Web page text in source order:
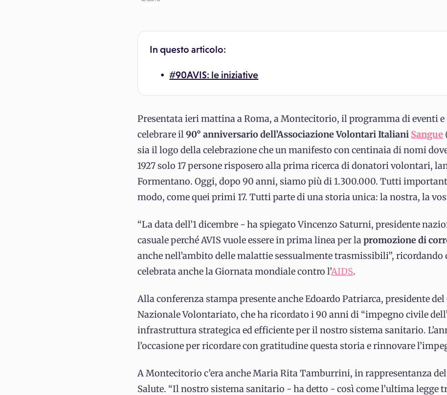
In questo articolo:
#90AVIS: le iniziative
Presentata ieri mattina a Roma, a Montecitorio, il programma di eventi
celebrare il90° anniversario dell’Associazione Volontari Italiani Sangue
sia il logo della celebrazione che un manifesto con centinaia di nomi
1927 solo 17 persone risposero alla prima ricerca di donatori volontari,
Formentano. Oggi, dopo 90 anni, siamo più di 1.300.000. Tutti
modo, come quei primi 17. Tutti parte di una storia unica: la nostra, la
“La data dell’1 dicembre - ha spiegato Vincenzo Saturni, presidente
casuale perché AVIS vuole essere in prima linea per lapromozione di
anche nell’ambito delle malattie sessualmente trasmissibili”, ricordando
celebrata anche la Giornata mondiale contro l’AIDS.
Alla conferenza stampa presente anche Edoardo Patriarca, presidente del
Nazionale Volontariato, che ha ricordato i 90 anni di “impegno civile
infrastruttura strategica ed efficiente per il nostro sistema sanitario.
l’occasione per ricordare con gratitudine questa storia e rinnovare
A Montecitorio c’era anche Maria Rita Tamburrini, in rappresentanza
Salute. “Il nostro sistema sanitario - ha detto - così come l’ultima legge